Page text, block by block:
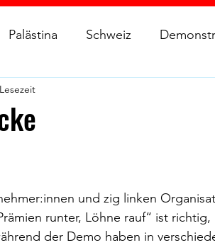
Palästina Schweiz
MAS (WT)
und zig linken
runter, Löhne rauf“ ist
der Demo haben in